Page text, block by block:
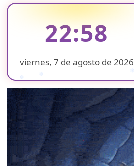
22:58
viernes, 7 de agosto de 2026
❄
❄
❄
❄
❄
❄
❄